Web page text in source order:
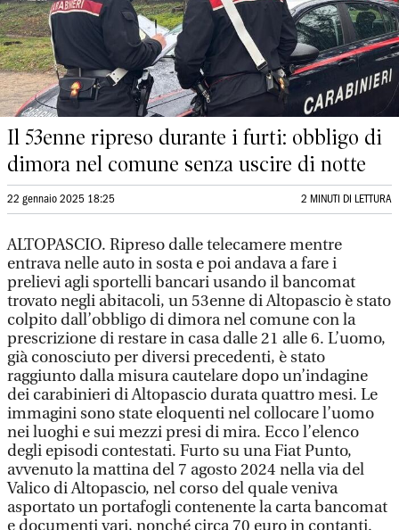
Il 53enne ripreso durante i furti: obbligo di
dimora nel comune senza uscire di notte
22 gennaio 2025 18:25 2 MINUTI DI LETTURA
ALTOPASCIO. Ripreso dalle telecamere mentre
entrava nelle auto in sosta e poi andava a fare i
prelievi agli sportelli bancari usando il bancomat
trovato negli abitacoli, un 53enne di Altopascio è stato
colpito dall’obbligo di dimora nel comune con la
prescrizione di restare in casa dalle 21 alle 6. L’uomo,
già conosciuto per diversi precedenti, è stato
raggiunto dalla misura cautelare dopo un’indagine
dei carabinieri di Altopascio durata quattro mesi. Le
immagini sono state eloquenti nel collocare l’uomo
nei luoghi e sui mezzi presi di mira. Ecco l’elenco
degli episodi contestati. Furto su una Fiat Punto,
avvenuto la mattina del 7 agosto 2024 nella via del
Valico di Altopascio, nel corso del quale veniva
asportato un portafogli contenente la carta bancomat
e documenti vari, nonché circa 70 euro in contanti.